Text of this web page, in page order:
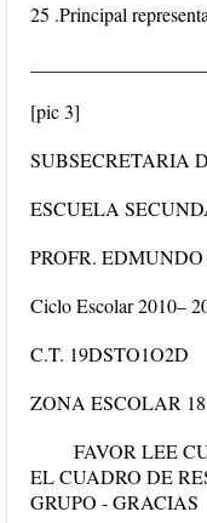
25 .Principal
[pic 3]
SUBSECRETARIA
ESCUELA
PROFR.
Ciclo Escolar 2010–
C.T. 19DSTO1O2D
ZONA ESCOLAR
FAVOR LEE
EL CUADRO DE
GRUPO - GRACIAS